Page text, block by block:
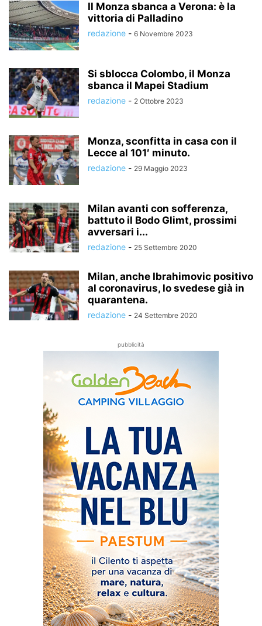
Il Monza sbanca a Verona: è la
vittoria di Palladino
redazione - 6 Novembre 2023
Si sblocca Colombo, il Monza
sbanca il Mapei Stadium
redazione - 2 Ottobre 2023
Monza, sconfitta in casa con il
Lecce al 101′ minuto.
redazione - 29 Maggio 2023
Milan avanti con sofferenza,
battuto il Bodo Glimt, prossimi
avversari i...
redazione - 25 Settembre 2020
Milan, anche Ibrahimovic positivo
al coronavirus, lo svedese già in
quarantena.
redazione - 24 Settembre 2020
pubblicità